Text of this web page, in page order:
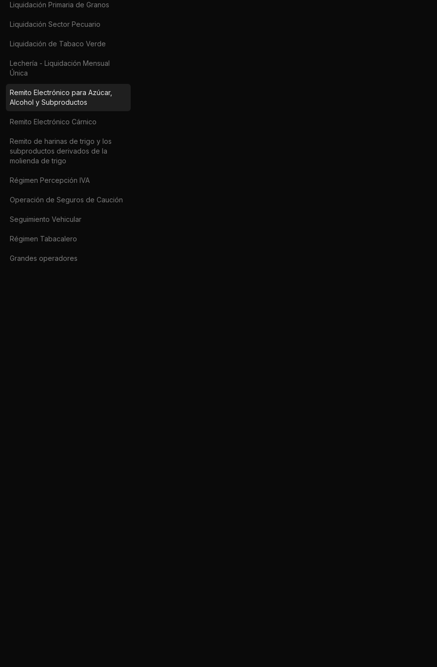
Liquidación Primaria de Granos
Liquidación Sector Pecuario
Liquidación de Tabaco Verde
Lechería - Liquidación Mensual
Única
Remito Electrónico para Azúcar,
Alcohol y Subproductos
Remito Electrónico Cárnico
Remito de harinas de trigo y los
subproductos derivados de la
molienda de trigo
Régimen Percepción IVA
Operación de Seguros de Caución
Seguimiento Vehicular
Régimen Tabacalero
Grandes operadores